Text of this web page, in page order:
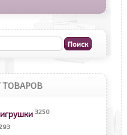
ТОВАРОВ
3250